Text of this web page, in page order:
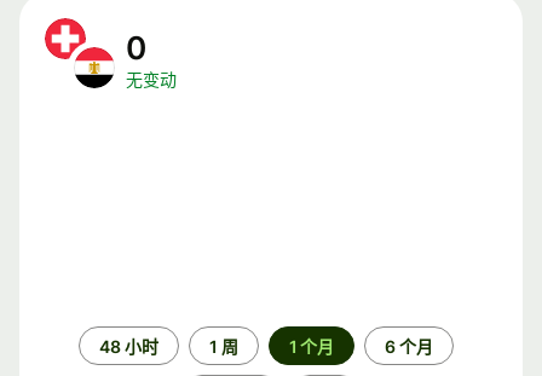
0
无变动
48 小时 1 周 1 个月 6 个月